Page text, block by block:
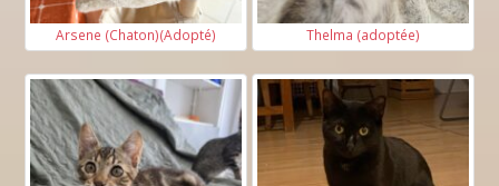
Arsene (Chaton)(Adopté) Thelma (adoptée)